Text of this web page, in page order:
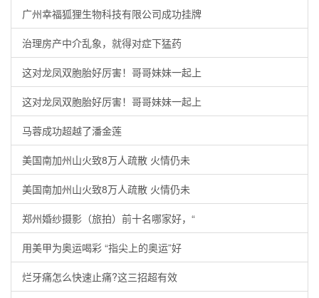
广州幸福狐狸生物科技有限公司成功挂牌
治理房产中介乱象，就得对症下猛药
这对龙凤双胞胎好厉害！哥哥妹妹一起上
这对龙凤双胞胎好厉害！哥哥妹妹一起上
马蓉成功超越了潘金莲
美国南加州山火致8万人疏散 火情仍未
美国南加州山火致8万人疏散 火情仍未
郑州婚纱摄影（旅拍）前十名哪家好，“
用美甲为奥运喝彩 “指尖上的奥运”好
烂牙痛怎么快速止痛?这三招超有效